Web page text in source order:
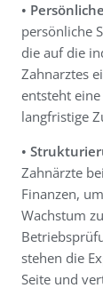
•
persönliche
die auf die
Zahnarztes
entsteht
langfristige
•
Zahnärzte
Finanzen,
Wachstum
stehen die
Seite und